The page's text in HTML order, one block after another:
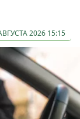
2026 15:15